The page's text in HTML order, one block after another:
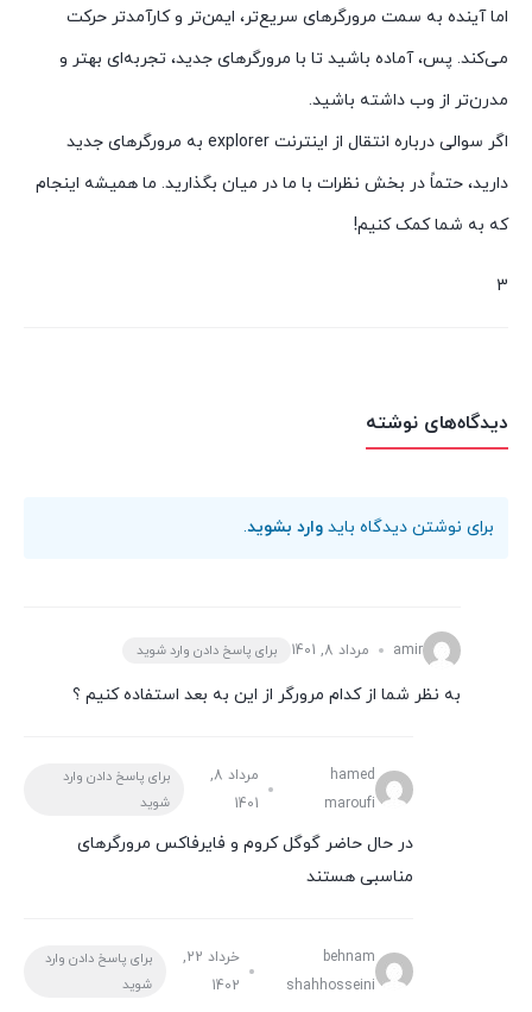
اما آینده به سمت مرورگرهای سریع‌تر، ایمن‌تر و کارآمدتر حرکت
می‌کند. پس، آماده باشید تا با مرورگرهای جدید، تجربه‌ای بهتر و
مدرن‌تر از وب داشته باشید.
اگر سوالی درباره انتقال از اینترنت explorer به مرورگرهای جدید
دارید، حتماً در بخش نظرات با ما در میان بگذارید. ما همیشه اینجام
که به شما کمک کنیم!
3
دیدگاه‌های نوشته
برای نوشتن دیدگاه باید وارد بشوید.
amir مرداد 8, 1401 برای پاسخ دادن وارد شوید
به نظر شما از کدام مرورگر از این به بعد استفاده کنیم ؟
hamed
maroufi
مرداد 8,
1401
برای پاسخ دادن وارد
شوید
در حال حاضر گوگل کروم و فایرفاکس مرورگرهای
مناسبی هستند
behnam
shahhosseini
خرداد 22,
1402
برای پاسخ دادن وارد
شوید